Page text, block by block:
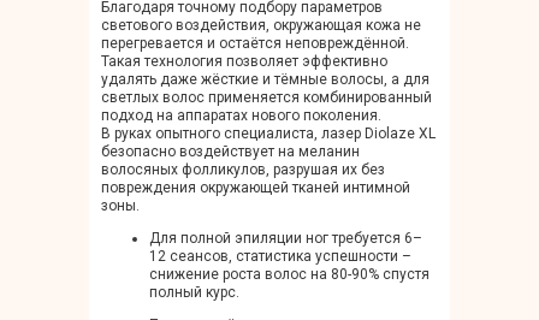
Благодаря точному подбору параметров
светового воздействия, окружающая кожа не
перегревается и остаётся неповреждённой.
Такая технология позволяет эффективно
удалять даже жёсткие и тёмные волосы, а для
светлых волос применяется комбинированный
подход на аппаратах нового поколения.
В руках опытного специалиста, лазер Diolaze XL
безопасно воздействует на меланин
волосяных фолликулов, разрушая их без
повреждения окружающей тканей интимной
зоны.
Для полной эпиляции ног требуется 6–
12 сеансов, статистика успешности –
снижение роста волос на 80-90% спустя
полный курс.
ПОКАЗАНИЯ К ПРОЦЕДУРЕ ЛАЗЕРНОЙ
ЭПИЛЯЦИИ НОГ И ГОЛЕНЕЙ